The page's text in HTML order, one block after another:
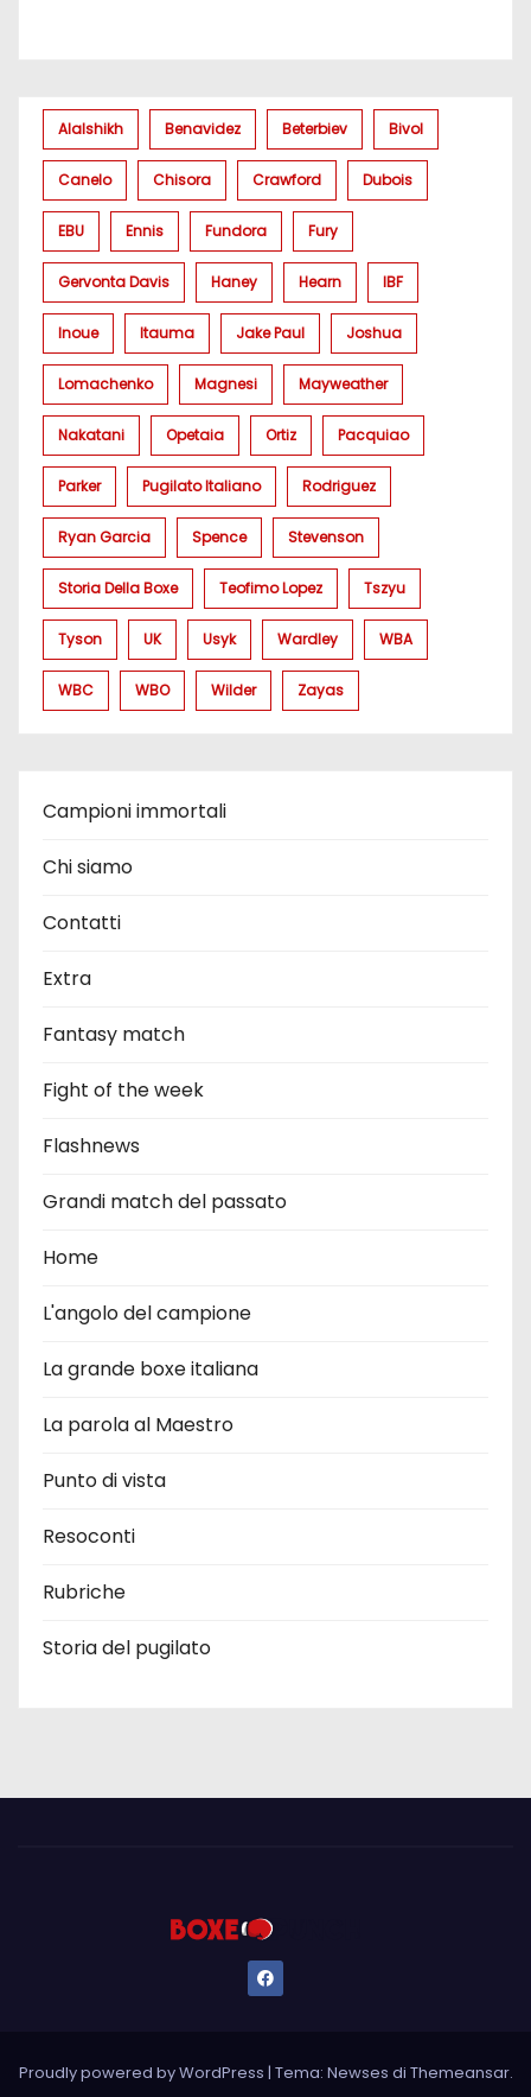
Alalshikh Benavidez Beterbiev Bivol
Canelo Chisora Crawford Dubois
EBU Ennis Fundora Fury
Gervonta Davis Haney Hearn IBF
Inoue Itauma Jake Paul Joshua
Lomachenko Magnesi Mayweather
Nakatani Opetaia Ortiz Pacquiao
Parker Pugilato Italiano Rodriguez
Ryan Garcia Spence Stevenson
Storia Della Boxe Teofimo Lopez Tszyu
Tyson UK Usyk Wardley WBA
WBC WBO Wilder Zayas
Campioni immortali
Chi siamo
Contatti
Extra
Fantasy match
Fight of the week
Flashnews
Grandi match del passato
Home
L'angolo del campione
La grande boxe italiana
La parola al Maestro
Punto di vista
Resoconti
Rubriche
Storia del pugilato
Proudly powered by WordPress | Tema: Newses di Themeansar.